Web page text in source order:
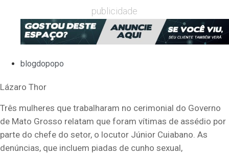
publicidade
blogdopopo
Lázaro Thor
Três mulheres que trabalharam no cerimonial do Governo
de Mato Grosso relatam que foram vítimas de assédio por
parte do chefe do setor, o locutor Júnior Cuiabano. As
denúncias, que incluem piadas de cunho sexual,